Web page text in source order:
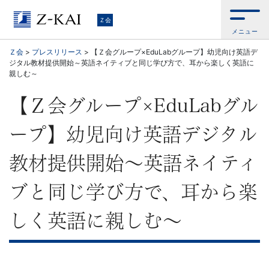
Ｚ
会
【公
サ
イ
ト】
自
ら
Ｚ会
メニュー
Ｚ会 > プレスリリース >
【Ｚ会グループ×EduLabグループ】幼児向け英語デ
ジタル教材提供開始～英語ネイティブと同じ学び方で、耳から楽しく英語に
親しむ～
【Ｚ会グループ×EduLabグル
ープ】幼児向け英語デジタル
教材提供開始～英語ネイティ
ブと同じ学び方で、耳から楽
しく英語に親しむ～